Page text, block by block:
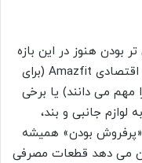
بودن هنوز در این بازه
قیمتی ارزش خرید دارند، مثل سری های اقتصادی Amazfit (برای
مهم می دانند) یا برخی
جانبی و بند،
«پرفروش بودن» همیشه
می دهد قطعات مصرفی